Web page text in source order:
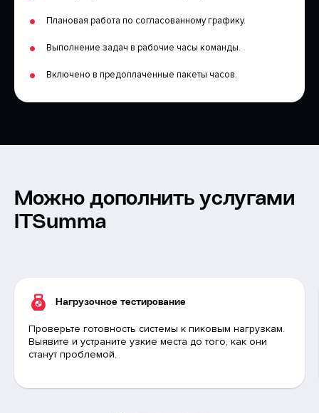
Плановая работа по согласованному графику.
Выполнение задач в рабочие часы команды.
Включено в предоплаченные пакеты часов.
Можно дополнить услугами
ITSumma
Нагрузочное тестирование
Проверьте готовность системы к пиковым нагрузкам.
Выявите и устраните узкие места до того, как они
станут проблемой.